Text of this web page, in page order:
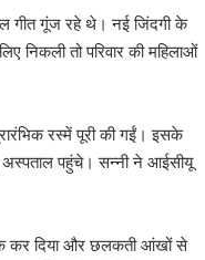
गीत गूंज रहे थे। नई जिंदगी के
निकली तो परिवार की महिलाओं
रस्में पूरी की गईं। इसके
अस्पताल पहुंचे। सन्नी ने आईसीयू
कर दिया और छलकती आंखों से